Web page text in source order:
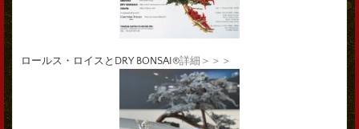
ロールス・ロイスとDRY BONSAI®詳細＞＞＞